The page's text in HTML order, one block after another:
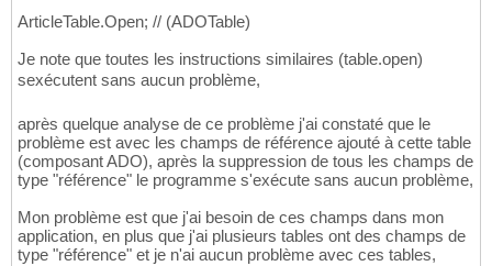
ArticleTable.Open; // (ADOTable)
Je note que toutes les instructions similaires (table.open)
sexécutent sans aucun problème,
après quelque analyse de ce problème j'ai constaté que le
problème est avec les champs de référence ajouté à cette table
(composant ADO), après la suppression de tous les champs de
type "référence" le programme s'exécute sans aucun problème,
Mon problème est que j'ai besoin de ces champs dans mon
application, en plus que j'ai plusieurs tables ont des champs de
type "référence" et je n'ai aucun problème avec ces tables,